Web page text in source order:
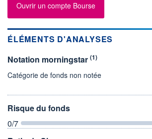
Ouvrir un compte Bourse
ÉLÉMENTS D'ANALYSES
Notation morningstar (1)
Catégorie de fonds non notée
Risque du fonds
0/7